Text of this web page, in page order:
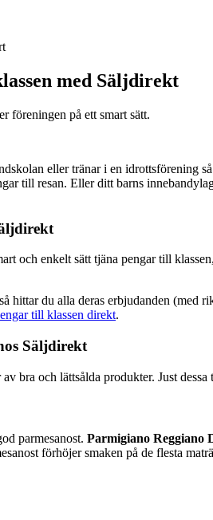
med Säljdirekt
eller tränar i en idrottsförening
till resan. Eller ditt barns
och enkelt sätt tjäna pengar till
hittar du alla deras erbjudanden (med
till klassen direkt.
Säljdirekt
bra och lättsålda produkter. Just
parmesanost. Parmigiano Reggiano
förhöjer smaken på de flesta